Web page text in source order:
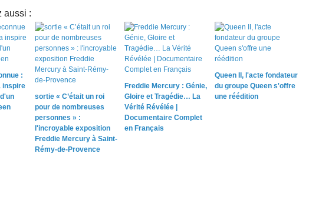
aussi :
:
inspire
sortie « C’était un roi
pour de nombreuses
personnes » :
l'incroyable exposition
Freddie Mercury à Saint-
Rémy-de-Provence
Freddie Mercury : Génie,
Gloire et Tragédie… La
Vérité Révélée |
Documentaire Complet
en Français
Queen II, l'acte fondateur
du groupe Queen s'offre
une réédition